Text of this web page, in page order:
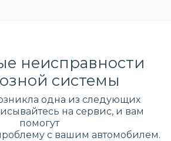
неисправности
системы
одна из следующих
на сервис, и вам
помогут
с вашим автомобилем.